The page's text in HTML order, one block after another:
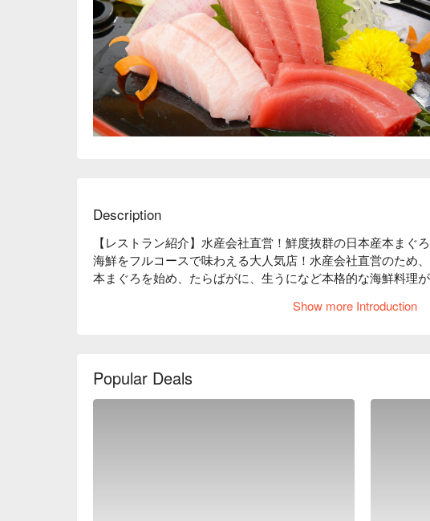
Description
【レストラン紹介】水産会社直営！鮮度抜群の日本産本まぐ
海鮮をフルコースで味わえる大人気店！水産会社直営のため
本まぐろを始め、たらばがに、生うになど本格的な海鮮料理
になりながらお食事をお楽しみいただけます。 Show more Introduction
Popular Deals